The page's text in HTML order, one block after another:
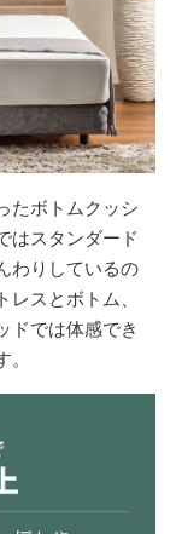
たボトムクッシ
はスタンダード
わりしているの
スとボトム、
ドでは体感でき